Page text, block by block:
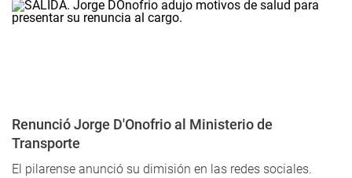
Renunció Jorge D'Onofrio al Ministerio de
Transporte
El pilarense anunció su dimisión en las redes sociales.